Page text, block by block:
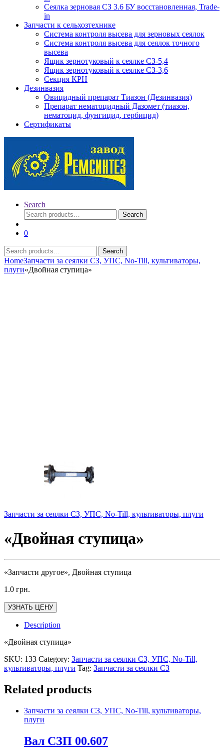
Сеялка зерновая СЗ 3.6 БУ восстановленная, Trade-
in
Запчасти к сельхозтехнике
Система контроля высева для зерновых сеялок
Система контроля высева для сеялок точного
высева
Ящик зернотуковый к сеялке СЗ-5,4
Ящик зернотуковый к сеялке СЗ-3,6
Секция КРН
Дезинвазия
Овицидный препарат Тиазон (Дезинвазия)
Препарат нематоцидный Дазомет (тиазон,
нематоцид, фунгицид, гербицид)
Сертификаты
Search
Search
for:
Search
0
Search
for:
Search
HomeЗапчасти за сеялки СЗ, УПС, No-Till, культиваторы,
плуги«Двойная ступица»
Запчасти за сеялки СЗ, УПС, No-Till, культиваторы, плуги
«Двойная ступица»
«Запчасти другое», Двойная ступица
1.0 грн.
УЗНАТЬ ЦЕНУ
Description
«Двойная ступица»
SKU: 133 Category: Запчасти за сеялки СЗ, УПС, No-Till,
культиваторы, плуги Tag: Запчасти за сеялки СЗ
Related products
Запчасти за сеялки СЗ, УПС, No-Till, культиваторы,
плуги
Вал СЗП 00.607